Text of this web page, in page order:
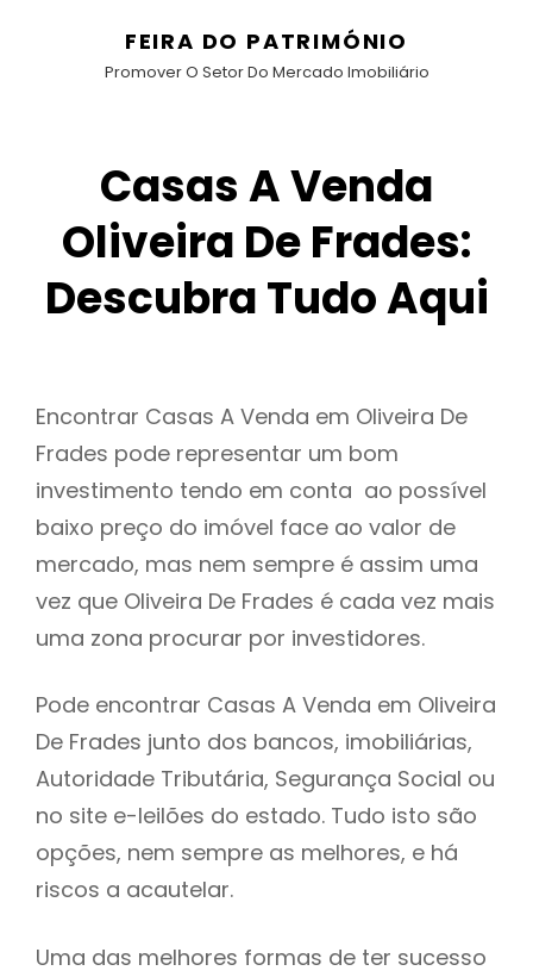
FEIRA DO PATRIMÓNIO
Promover O Setor Do Mercado Imobiliário
Casas A Venda
Oliveira De Frades:
Descubra Tudo Aqui
Encontrar Casas A Venda em Oliveira De
Frades pode representar um bom
investimento tendo em conta ao possível
baixo preço do imóvel face ao valor de
mercado, mas nem sempre é assim uma
vez que Oliveira De Frades é cada vez mais
uma zona procurar por investidores.
Pode encontrar Casas A Venda em Oliveira
De Frades junto dos bancos, imobiliárias,
Autoridade Tributária, Segurança Social ou
no site e-leilões do estado. Tudo isto são
opções, nem sempre as melhores, e há
riscos a acautelar.
Uma das melhores formas de ter sucesso